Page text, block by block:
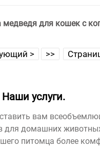
для кошек с
> >>
Наши услуги.
вам
для домашних
питомца более